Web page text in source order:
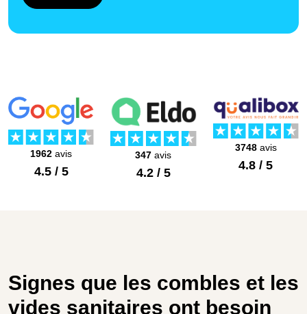
1962 avis
4.5 / 5
347 avis
4.2 / 5
3748avis
4.8 / 5
Signes que les combles et les
vides sanitaires ont besoin